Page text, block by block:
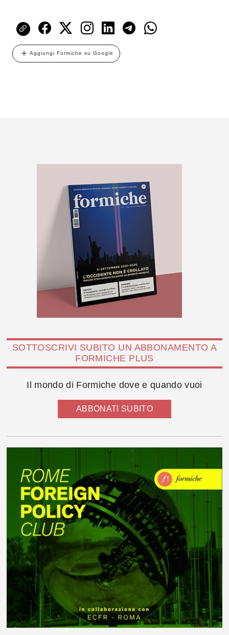
Aggiungi Formiche su Google
SOTTOSCRIVI SUBITO UN ABBONAMENTO A
FORMICHE PLUS
Il mondo di Formiche dove e quando vuoi
ABBONATI SUBITO